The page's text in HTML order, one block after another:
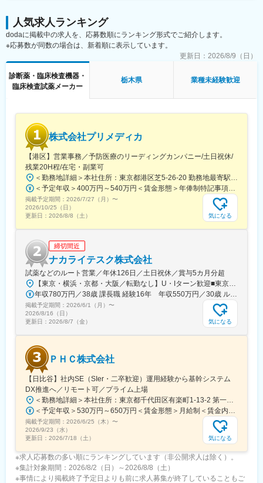
す。
変更の範囲：会社の定める業務
スキルを備えたあとは土日や夜間（当番制）に呼び出し（月2, 3回
程度）はありますが、一次対応はコールセンターが行い、現場で
の対応が必要な場合のみ、出勤します。
また呼び出し手当、待機手当、時間外出勤手当などはしっかり完
こちらはスキルを備えられたことが確認できたのちに入ることに
なりますので、新人の内から対応を求められることはありませ
不明な点は本部アプリケーションエンジニアなどがいるため、最
初は専門的な知識はそこまで持っていなくても大丈夫です。
■研修制度：
各営業所の先輩社員とOJT形式で半年～1年程度かけて育成を行い
ます。過去にも未経験の方も多く入社していますのでご安心くだ
さい。
■長期的な就業可能：
自己都合の退職も3~5％と大手日系メーカーと同様に非常に長く
働ける環境です。
■キャリアパス：
機械だけでなく電気やITの知識も身に着けることができます。
エンジニアのキャリアパスは無限であり、社内公募制度によりサ
ービスマネージャーとして現場のマネジメント、本社工場での製
品開発・改良、サービス体制の仕組み作りなどキャリア構築が可
変更の範囲：会社の定める業務
人気求人ランキング
dodaに掲載中の求人を、応募数順にランキング形式でご紹介します。
※応募数が同数の場合は、新着順に表示しています。
更新日： 2026/8/9（日）
診断薬・臨床検査機器・
臨床検査試薬メーカー
栃木県 業種未経験歓迎
株式会社プリメディカ
【港区】営業事務／予防医療のリーディングカンパニー/土日祝休/
残業20H程/在宅・副業可
＜勤務地詳細＞本社住所：東京都港区芝5-26-20 勤務地最寄駅：都営大江戸線／大門駅受動喫煙対策：屋内全面禁煙変更の範囲：会社の定める事業所（リモートワーク含む）
＜予定年収＞400万円～540万円＜賃金形態＞年俸制特記事項なし＜賃金内訳＞年額（基本給）：3,210,000円～4,653,360円固定残業手当/月：65,462円～112,220円（固定残業時間30時間0分/月）超過した時間外労働の残業手当は追加支給＜月額＞332,962円～500,000円（12分割）（一律手当を含む）＜昇給有無＞有＜残業手当＞有賃金はあくまでも目安の金額であり、選考を通じて上下する可能性があります。月給(月額)は固定手当を含めた表記です。
掲載予定期間： 2026/7/27（月） 〜
2026/10/25（日）
更新日： 2026/8/8（土） 気になる
締切間近
ナカライテスク株式会社
試薬などのルート営業／年休126日／土日祝休／賞与5カ月分超
【東京・横浜・京都・大阪／転勤なし】U・Iターン歓迎■東京営業所東京都新宿区百人町2-19-13＜アクセス＞JR「新大久保駅」から徒歩6分■横浜営業所神奈川県横浜市中区太田町6-84-2 大樹生命横浜桜木町ビル1F＜アクセス＞横浜高速鉄道「馬車道駅」から徒歩3分JR「桜木町駅」から徒歩7分■本社営業所（京都市）京都市中京区二条通烏丸西入東玉屋町498＜アクセス＞地下鉄 烏丸線「烏丸御池駅」から徒歩5分■大阪営業所大阪府吹田市出口町4-1＜アクセス＞JR「吹田駅」から徒歩8分※原則、転居を伴う転勤はありません。※受動喫煙対策：屋内全面禁煙（屋上に喫煙スペースあり）
年収780万円／38歳 課長職 経験16年 年収550万円／30歳 ルート営業職 経験8年
掲載予定期間： 2026/6/1（月） 〜
2026/8/16（日）
更新日： 2026/8/7（金） 気になる
ＰＨＣ株式会社
【日比谷】社内SE（SIer・二卒歓迎）運用経験から基幹システム
DX推進へ／リモート可／プライム上場
＜勤務地詳細＞本社住所：東京都千代田区有楽町1-13-2 第一生命日比谷ファースト15F受動喫煙対策：屋内全面禁煙変更の範囲：会社の定める事業所（リモートワーク含む）
＜予定年収＞530万円～650万円＜賃金形態＞月給制＜賃金内訳＞月額（基本給）：284,000円～345,000円＜月給＞284,000円～345,000円＜昇給有無＞有＜残業手当＞有＜給与補足＞※当社給与規定により、経験・スキル等を考慮した上で決定いたします。賃金はあくまでも目安の金額であり、選考を通じて上下する可能性があります。月給(月額)は固定手当を含めた表記です。
掲載予定期間： 2026/6/25（木） 〜
2026/9/23（水）
更新日： 2026/7/18（土） 気になる
※求人応募数の多い順にランキングしています（非公開求人は除く）。
※集計対象期間：2026/8/2（日）～2026/8/8（土）
※事情により掲載終了予定日よりも前に求人募集が終了していることもご